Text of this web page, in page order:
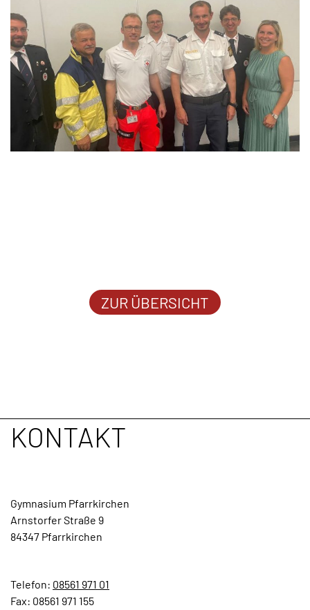
ZUR ÜBERSICHT
KONTAKT
Gymnasium Pfarrkirchen
Arnstorfer Straße 9
84347 Pfarrkirchen
Telefon: 08561 971 01
Fax: 08561 971 155